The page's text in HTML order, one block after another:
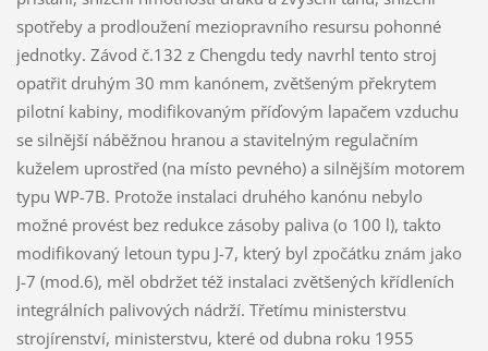
spotřeby a prodloužení meziopravního resursu pohonné
jednotky. Závod č.132 z Chengdu tedy navrhl tento stroj
opatřit druhým 30 mm kanónem, zvětšeným překrytem
pilotní kabiny, modifikovaným příďovým lapačem vzduchu
se silnější náběžnou hranou a stavitelným regulačním
kuželem uprostřed (na místo pevného) a silnějším motorem
typu WP-7B. Protože instalaci druhého kanónu nebylo
možné provést bez redukce zásoby paliva (o 100 l), takto
modifikovaný letoun typu J-7, který byl zpočátku znám jako
J-7 (mod.6), měl obdržet též instalaci zvětšených křídleních
integrálních palivových nádrží. Třetímu ministerstvu
strojírenství, ministerstvu, které od dubna roku 1955